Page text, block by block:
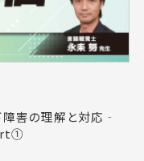
害の理解と対応‐